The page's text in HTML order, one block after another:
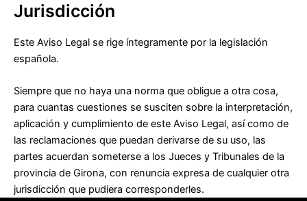
Jurisdicción
Este Aviso Legal se rige íntegramente por la legislación
española.
Siempre que no haya una norma que obligue a otra cosa,
para cuantas cuestiones se susciten sobre la interpretación,
aplicación y cumplimiento de este Aviso Legal, así como de
las reclamaciones que puedan derivarse de su uso, las
partes acuerdan someterse a los Jueces y Tribunales de la
provincia de Girona, con renuncia expresa de cualquier otra
jurisdicción que pudiera corresponderles.